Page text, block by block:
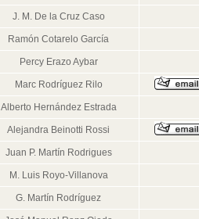
J. M. De la Cruz Caso
Ramón Cotarelo García
Percy Erazo Aybar
Marc Rodríguez Rilo
Alberto Hernández Estrada
Alejandra Beinotti Rossi
Juan P. Martín Rodrigues
M. Luis Royo-Villanova
G. Martín Rodríguez